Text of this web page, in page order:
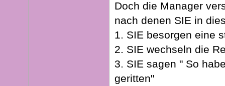
Doch die Manager
nach denen SIE in
1. SIE besorgen eine
2. SIE wechseln die
3. SIE sagen " So
geritten"